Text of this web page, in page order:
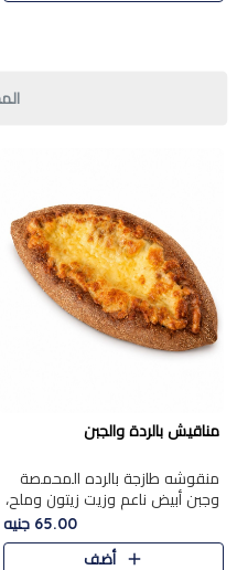
مناقيش بالردة والجبن
منقوشه طازجة بالرده المحمصة
وجبن أبيض ناعم وزيت زيتون وملح،
مباشرة من الفرن.الرده مع نعومة
الجبن فوق عجينة طازجة.
65.00 جنيه
أضف